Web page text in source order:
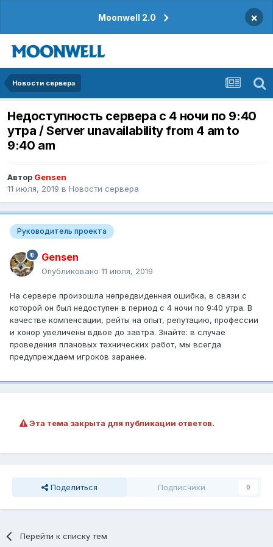
Moonwell 2.0 ×
Новости сервера
Недоступность сервера с 4 ночи по 9:40
утра / Server unavailability from 4 am to
9:40 am
Автор Gensen
11 июля, 2019 в Новости сервера
Руководитель проекта
Gensen
Опубликовано 11 июля, 2019
На сервере произошла непредвиденная ошибка, в связи с
которой он был недоступен в период с 4 ночи по 9:40 утра. В
качестве компенсации, рейты на опыт, репутацию, профессии
и хонор увеличены вдвое до завтра. Знайте: в случае
проведения плановых технических работ, мы всегда
предупреждаем игроков заранее.
Эта тема закрыта для публикации ответов.
Поделиться Подписчики 0
Перейти к списку тем